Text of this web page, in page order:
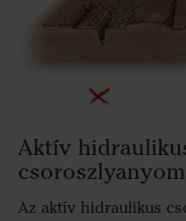
Aktív
Az aktív hidraulikus